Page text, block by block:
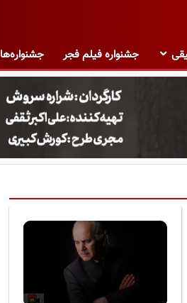
جشنواره فیلم فجر جشنواره‌ها